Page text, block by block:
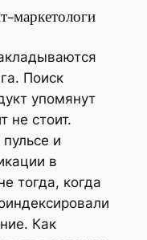
маркетологи
Поиск
упомянут
не стоит.
и
в
тогда, когда
Как